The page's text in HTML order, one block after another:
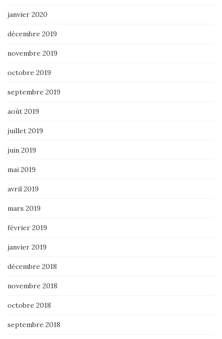
janvier 2020
décembre 2019
novembre 2019
octobre 2019
septembre 2019
août 2019
juillet 2019
juin 2019
mai 2019
avril 2019
mars 2019
février 2019
janvier 2019
décembre 2018
novembre 2018
octobre 2018
septembre 2018